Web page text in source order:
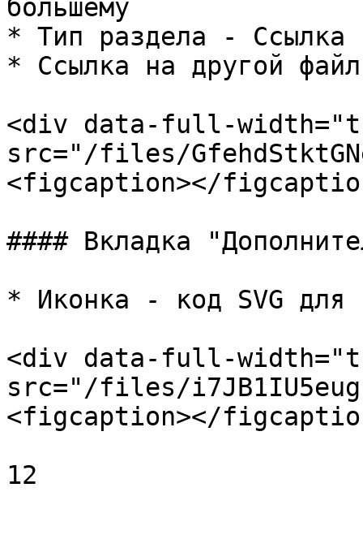
большему
* Тип раздела - Ссылка
* Ссылка на другой
<div data-full-
src="/files/
<figcaption></
#### Вкладка
* Иконка - код SVG для
<div data-full-
src="/files/
<figcaption></